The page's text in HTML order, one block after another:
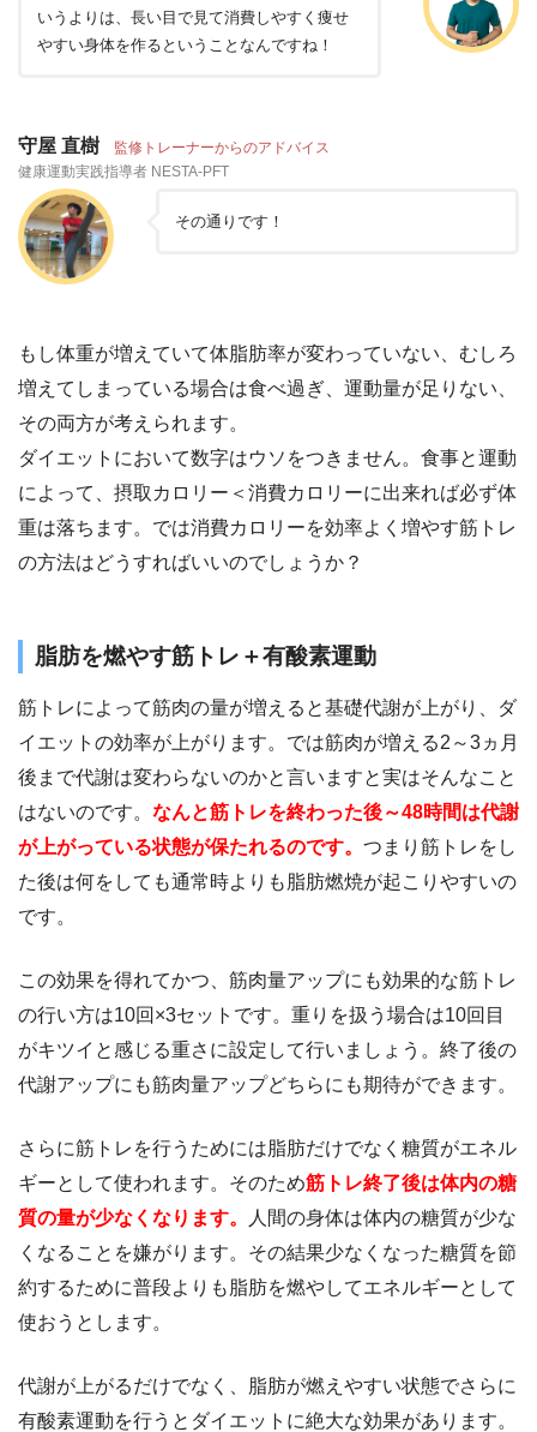
いうよりは、長い目で見て消費しやすく痩せ
やすい身体を作るということなんですね！
守屋 直樹 監修トレーナーからのアドバイス
健康運動実践指導者 NESTA-PFT
その通りです！
もし体重が増えていて体脂肪率が変わっていない、むしろ
増えてしまっている場合は食べ過ぎ、運動量が足りない、
その両方が考えられます。
ダイエットにおいて数字はウソをつきません。食事と運動
によって、摂取カロリー＜消費カロリーに出来れば必ず体
重は落ちます。では消費カロリーを効率よく増やす筋トレ
の方法はどうすればいいのでしょうか？
脂肪を燃やす筋トレ＋有酸素運動
筋トレによって筋肉の量が増えると基礎代謝が上がり、ダ
イエットの効率が上がります。では筋肉が増える2～3ヵ月
後まで代謝は変わらないのかと言いますと実はそんなこと
はないのです。 なんと筋トレを終わった後～48時間は代謝
が上がっている状態が保たれるのです。 つまり筋トレをし
た後は何をしても通常時よりも脂肪燃焼が起こりやすいの
です。
この効果を得れてかつ、筋肉量アップにも効果的な筋トレ
の行い方は10回×3セットです。重りを扱う場合は10回目
がキツイと感じる重さに設定して行いましょう。終了後の
代謝アップにも筋肉量アップどちらにも期待ができます。
さらに筋トレを行うためには脂肪だけでなく糖質がエネル
ギーとして使われます。そのため筋トレ終了後は体内の糖
質の量が少なくなります。
人間の身体は体内の糖質が少な
くなることを嫌がります。その結果少なくなった糖質を節
約するために普段よりも脂肪を燃やしてエネルギーとして
使おうとします。
代謝が上がるだけでなく、脂肪が燃えやすい状態でさらに
有酸素運動を行うとダイエットに絶大な効果があります。